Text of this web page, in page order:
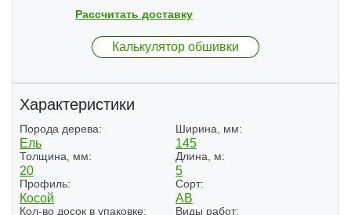
Рассчитать доставку
Калькулятор обшивки
Характеристики
Порода дерева:
Ель
Ширина, мм:
145
Толщина, мм:
20
Длина, м:
5
Профиль:
Косой
Сорт:
АВ
Кол-во досок в упаковке: Виды работ: